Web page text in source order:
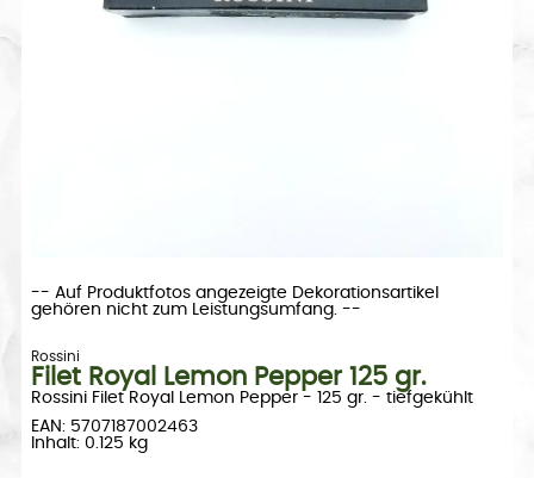
-- Auf Produktfotos angezeigte Dekorationsartikel
gehören nicht zum Leistungsumfang. --
Rossini
Filet Royal Lemon Pepper 125 gr.
Rossini Filet Royal Lemon Pepper - 125 gr. - tiefgekühlt
EAN: 5707187002463
Inhalt: 0.125 kg